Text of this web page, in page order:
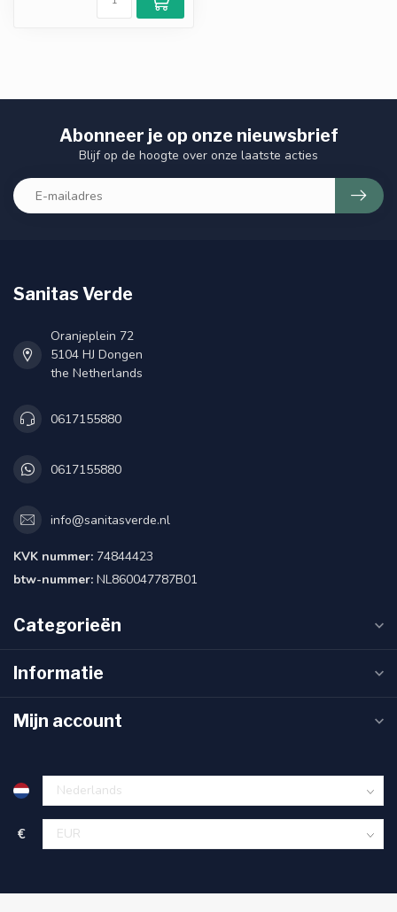
Abonneer je op onze nieuwsbrief
Blijf op de hoogte over onze laatste acties
Sanitas Verde
Oranjeplein 72
5104 HJ Dongen
the Netherlands
0617155880
0617155880
info@sanitasverde.nl
KVK nummer: 74844423
btw-nummer: NL860047787B01
Categorieën
Informatie
Mijn account
€